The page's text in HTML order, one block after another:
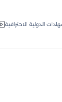
الدولية الاحترافية